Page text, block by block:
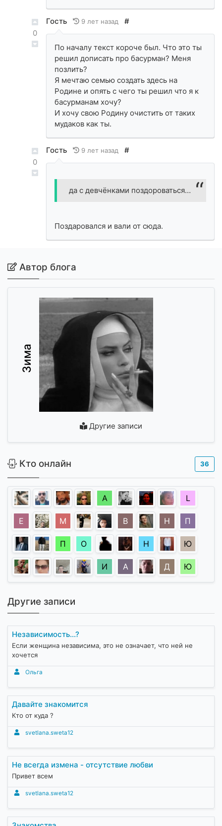
0
Гость 9 лет назад #
По началу текст короче был. Что это ты
решил дописать про басурман? Меня
позлить?
Я мечтаю семью создать здесь на
Родине и опять с чего ты решил что я к
басурманам хочу?
И хочу свою Родину очистить от таких
мудаков как ты.
0
Гость 9 лет назад #
да с девчёнками поздороваться…
Поздаровался и вали от сюда.
Автор блога
Зима
Другие записи
Кто онлайн 36
А L
E М В Н П
П О Н Ю
И А Д Ю
Другие записи
Независимость...?
Если женщина независима, это не означает, что ней не
хочется
Ольга
Давайте знакомится
Кто от куда ?
svetlana.sweta12
Не всегда измена - отсутствие любви
Привет всем
svetlana.sweta12